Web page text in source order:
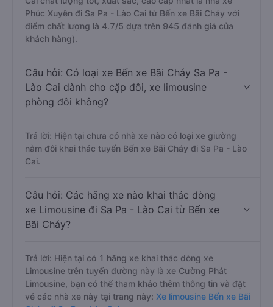
Phúc Xuyên đi Sa Pa - Lào Cai từ Bến xe Bãi Cháy với
điểm chất lượng là 4.7/5 dựa trên 945 đánh giá của
khách hàng).
Câu hỏi: Có loại xe Bến xe Bãi Cháy Sa Pa -
Lào Cai dành cho cặp đôi, xe limousine
phòng đôi không?
Trả lời: Hiện tại chưa có nhà xe nào có loại xe giường
nằm đôi khai thác tuyến Bến xe Bãi Cháy đi Sa Pa - Lào
Cai.
Câu hỏi: Các hãng xe nào khai thác dòng
xe Limousine đi Sa Pa - Lào Cai từ Bến xe
Bãi Cháy?
Trả lời: Hiện tại có 1 hãng xe khai thác dòng xe
Limousine trên tuyến đường này là xe Cường Phát
Limousine, bạn có thể tham khảo thêm thông tin và đặt
vé các nhà xe này tại trang này: Xe limousine Bến xe Bãi